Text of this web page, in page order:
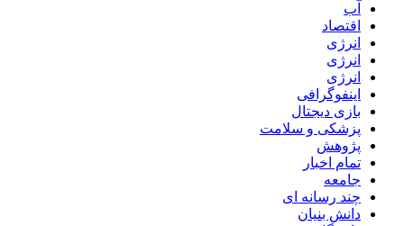
آب
اقتصاد
انرژی
انرژی
انرژی
اینفوگرافی
بازی دیجتال
پزشکی و سلامت
پژوهش
تمام اخبار
جامعه
چند رسانه ای
دانش بنیان